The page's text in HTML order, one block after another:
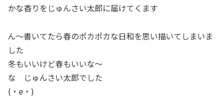
かな香りをじゅんさい太郎に届けてくます
ん〜書いてたら春のポカポカな日和を思い描いてしまいま
した
冬もいいけど春もいいな〜
な じゅんさい太郎でした
(・e・)